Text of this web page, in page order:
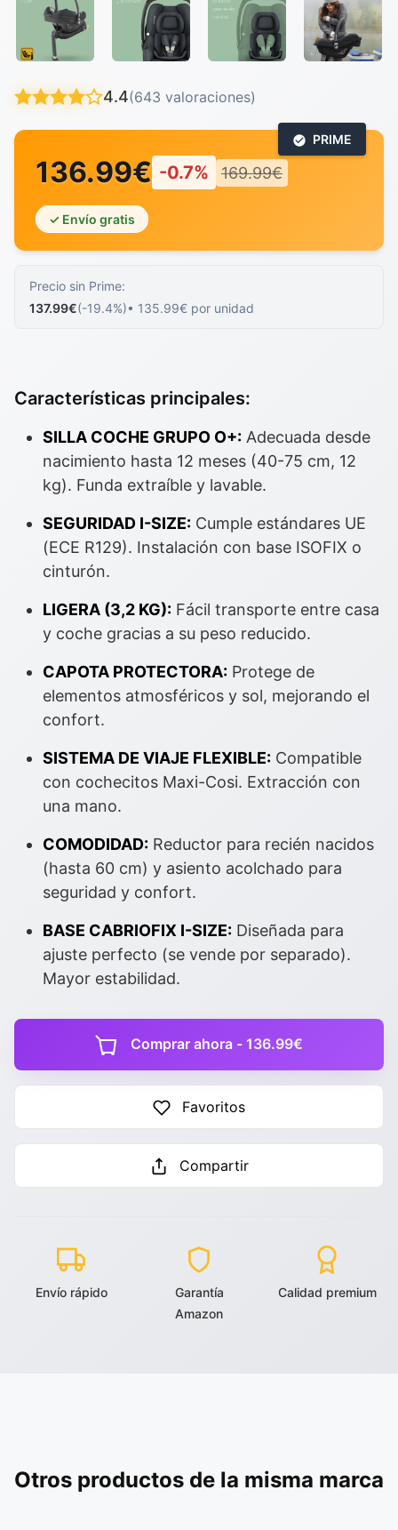
4.4(643 valoraciones)
PRIME
136.99€ -0.7% 169.99€
✓ Envío gratis
Precio sin Prime:
137.99€(-19.4%)• 135.99€ por unidad
Características principales:
SILLA COCHE GRUPO O+: Adecuada desde
nacimiento hasta 12 meses (40-75 cm, 12
kg). Funda extraíble y lavable.
SEGURIDAD I-SIZE: Cumple estándares UE
(ECE R129). Instalación con base ISOFIX o
cinturón.
LIGERA (3,2 KG): Fácil transporte entre casa
y coche gracias a su peso reducido.
CAPOTA PROTECTORA: Protege de
elementos atmosféricos y sol, mejorando el
confort.
SISTEMA DE VIAJE FLEXIBLE: Compatible
con cochecitos Maxi-Cosi. Extracción con
una mano.
COMODIDAD: Reductor para recién nacidos
(hasta 60 cm) y asiento acolchado para
seguridad y confort.
BASE CABRIOFIX I-SIZE: Diseñada para
ajuste perfecto (se vende por separado).
Mayor estabilidad.
Comprar ahora - 136.99€
Favoritos
Compartir
Envío rápido
Garantía
Amazon
Calidad premium
Otros productos de la misma marca